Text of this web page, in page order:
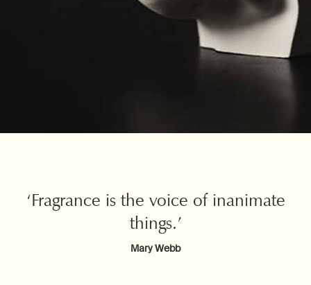
‘Fragrance is the voice of inanimate
things.’
Mary Webb